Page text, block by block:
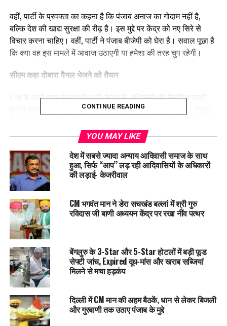
वहीं, पार्टी के प्रवक्ता का कहना है कि पंजाब अनाज का गोदाम नहीं है,
बल्कि देश की खाद्य सुरक्षा की रीढ़ है। इस मुद्दे पर केंद्र को नए सिरे से
विचार करना चाहिए। वहीं, पार्टी ने पंजाब बीजेपी को घेरा है। सवाल पूछा है
कि क्या वह इस मामले में आवाज उठाएगी या हमेशा की तरह चुप रहेगी।
सीएम कहा दोबारा पैनल भेजने को तैयार
CM ने अपने पत्र में कहा कि यूटी कैडर के अधिकारी की नियुक्ति सालों
पुरानी प्रशासनिक परंपरा और व्यावहारिक जरूरतों के खिलाफ है। रेगुलर
ही अपने अधिकारियों का पैनल भेजा जा चुका है। अगर नए अधिकारियों के
पैनल की जरूरत है, तो वह तुरंत मुहैया करवाया जाएगा।
1965 में एफसीआई की स्थापना के बाद से अब तक पंजाब कैडर के
आईएएस अधिकारियों ने ही यह जिम्मेदारी संभाली है। अब तक कुल 37
अधिकारियों ने यह जिम्मेदारी निभाई है, जिनमें 23 रैगुलर नियुक्ति थी। यह
सारे अधिकारी पंजाब कैडर के रहे हैं।
आम आदमी पार्टी के प्रवक्ता नील गर्ग ने पोस्ट से केंद्र व पंजाब बीजेपी पर
उठाए सवाल।
CONTINUE READING
YOU MAY LIKE
देश में सबसे ज्यादा अन्याय आदिवासी समाज के साथ
हुआ, सिर्फ ‘‘आप’’ लड़ रही आदिवासियों के अधिकारों
की लड़ाई- केजरीवाल
CM भगवंत मान ने डेरा सचखंड बल्लां में श्री गुरु
रविदास जी बाणी अध्ययन केंद्र पर रखा नींव पत्थर
बेंगलुरु के 3-Star और 5-Star होटलों में बड़ी फूड
सेफ्टी जांच, Expired दूध-मांस और खराब सब्जियां
मिलने से मचा हड़कंप
दिल्ली में CM मान की अहम बैठकें, धान से लेकर बिजली
और गुरबाणी तक उठाए पंजाब के मुद्दे